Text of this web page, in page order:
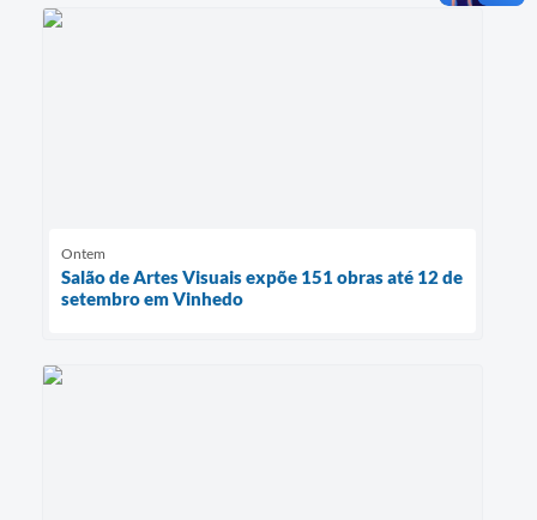
Ontem
Salão de Artes Visuais expõe 151 obras até 12 de
setembro em Vinhedo